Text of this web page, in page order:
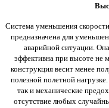
Система уменьшения
предназначена для
аварийной ситуации.
эффективна при высоте не
конструкция весит менее
полезной полетной нагрузке.
так и механические
отсутствие любых